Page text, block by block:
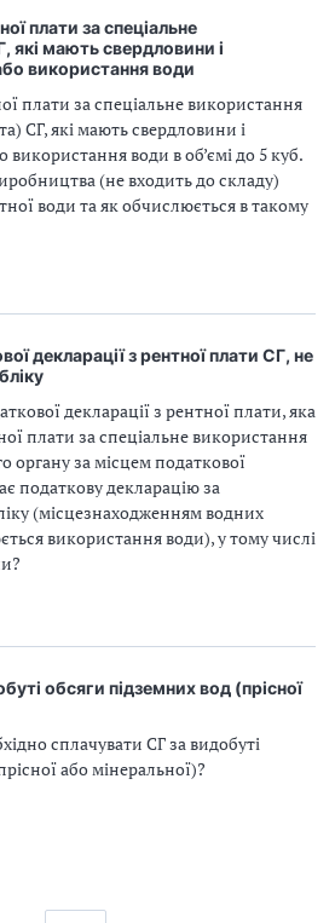
плати за спеціальне
які мають свердловини і
використання води
плати за спеціальне використання
СГ, які мають свердловини і
використання води в об’ємі до 5 куб.
(не входить до складу)
води та як обчислюється в такому
декларації з рентної плати СГ, не
декларації з рентної плати, яка
плати за спеціальне використання
за місцем податкової
податкову декларацію за
(місцезнаходженням водних
використання води), у тому числі
обсяги підземних вод (прісної
сплачувати СГ за видобуті
або мінеральної)?